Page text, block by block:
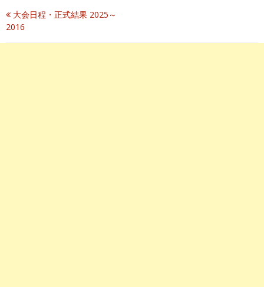
投
稿
大会日程・正式結果 2025～
2016